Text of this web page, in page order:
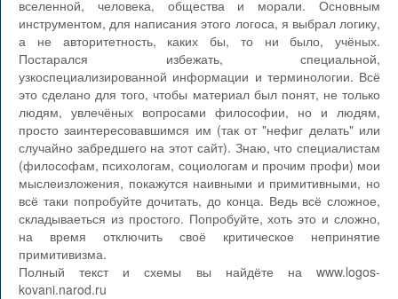
вселенной, человека, общества и морали. Основным
инструментом, для написания этого логоса, я выбрал логику,
а не авторитетность, каких бы, то ни было, учёных.
Постарался избежать, специальной,
узкоспециализированной информации и терминологии. Всё
это сделано для того, чтобы материал был понят, не только
людям, увлечёных вопросами философии, но и людям,
просто заинтересовавшимся им (так от "нефиг делать" или
случайно забредшего на этот сайт). Знаю, что специалистам
(философам, психологам, социологам и прочим профи) мои
мыслеизложения, покажутся наивными и примитивными, но
всё таки попробуйте дочитать, до конца. Ведь всё сложное,
складываеться из простого. Попробуйте, хоть это и сложно,
на время отключить своё критическое непринятие
примитивизма.
Полный текст и схемы вы найдёте на www.logos-
kovani.narod.ru